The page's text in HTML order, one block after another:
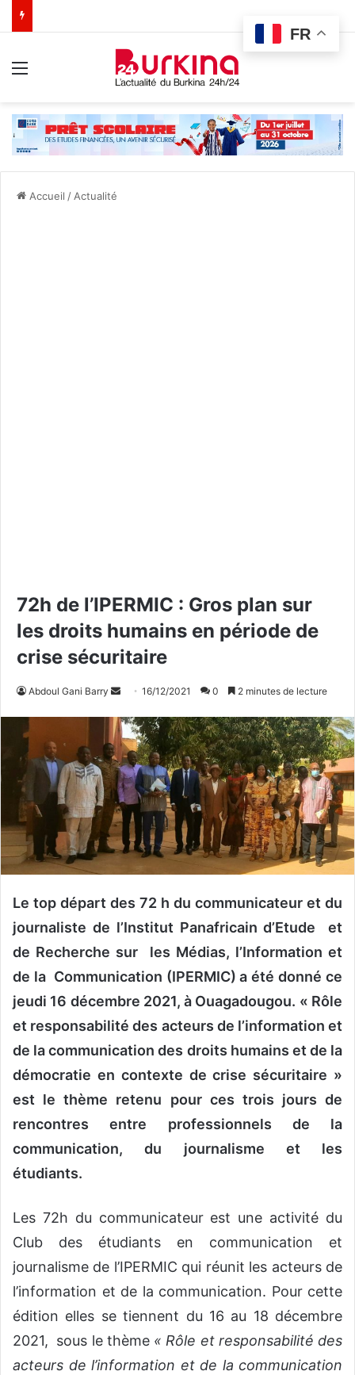
Accueil / Actualité
72h de l’IPERMIC : Gros plan sur
les droits humains en période de
crise sécuritaire
Abdoul Gani Barry
v
o
y
e
r
u
n
u
i
e
16/12/2021 0 2 minutes de lecture
Le top départ des 72 h du communicateur et du
journaliste de l’Institut Panafricain d’Etude et
de Recherche sur les Médias, l’Information et
de la Communication (IPERMIC) a été donné ce
jeudi 16 décembre 2021, à Ouagadougou. « Rôle
et responsabilité des acteurs de l’information et
de la communication des droits humains et de la
démocratie en contexte de crise sécuritaire »
est le thème retenu pour ces trois jours de
rencontres entre professionnels de la
communication, du journalisme et les
étudiants.
Les 72h du communicateur est une activité du
Club des étudiants en communication et
journalisme de l’IPERMIC qui réunit les acteurs de
l’information et de la communication. Pour cette
édition elles se tiennent du 16 au 18 décembre
2021, sous le thème « Rôle et responsabilité des
acteurs de l’information et de la communication
FR